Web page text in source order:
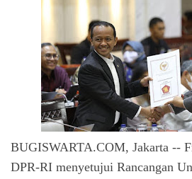
BUGISWARTA.COM, Jakarta --
DPR-RI menyetujui Rancangan